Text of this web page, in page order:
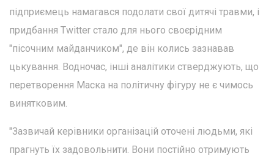
підприємець намагався подолати свої дитячі травми, і
придбання Twitter стало для нього своєрідним
"пісочним майданчиком", де він колись зазнавав
цькування. Водночас, інші аналітики стверджують, що
перетворення Маска на політичну фігуру не є чимось
винятковим.
"Зазвичай керівники організацій оточені людьми, які
прагнуть їх задовольнити. Вони постійно отримують